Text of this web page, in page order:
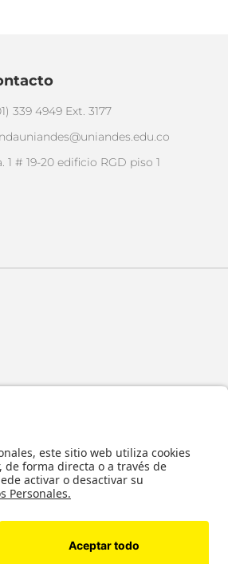
339 4949 Ext. 3177
1 # 19-20 edificio RGD piso 1
se encuentran protegidos por las normas
su utilización parcial o total, reproducción,
e importación, total o parcial, en todo o en